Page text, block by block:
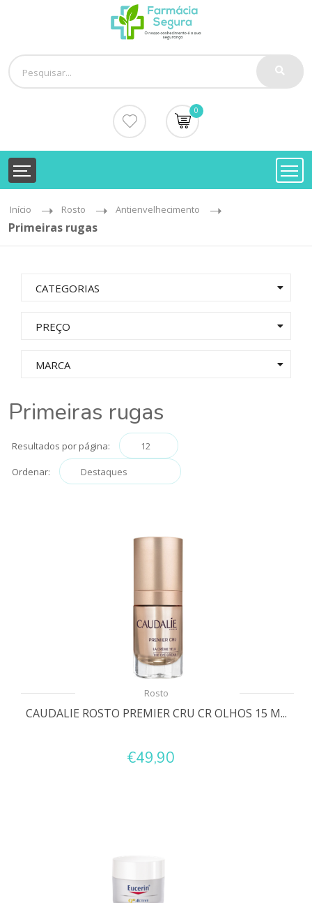
0
Início Rosto Antienvelhecimento
Primeiras rugas
CATEGORIAS
PREÇO
MARCA
Primeiras rugas
Resultados por página:
Ordenar:
Rosto
CAUDALIE ROSTO PREMIER CRU CR OLHOS 15 M...
€49,90